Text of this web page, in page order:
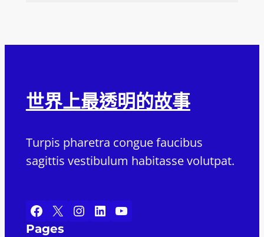
世界上最透明的故事
Turpis pharetra congue faucibus
sagittis vestibulum habitasse volutpat.
Facebook X Instagram LinkedIn YouTube
Pages